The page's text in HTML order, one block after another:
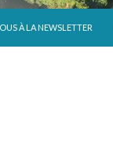
À LA NEWSLETTER